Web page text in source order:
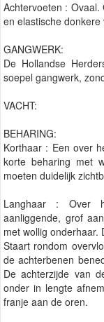
Achtervoeten :
en elastische donkere
GANGWERK:
De Hollandse
soepel gangwerk,
VACHT:
BEHARING:
Korthaar : Een over
korte beharing met
moeten duidelijk
Langhaar : Over
aanliggende, grof
met wollig onderhaar.
Staart rondom
de achterbenen
De achterzijde van
onder in lengte
franje aan de oren.